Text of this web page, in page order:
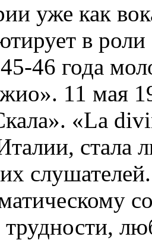
уже как
в
46 года
11 мая
«La